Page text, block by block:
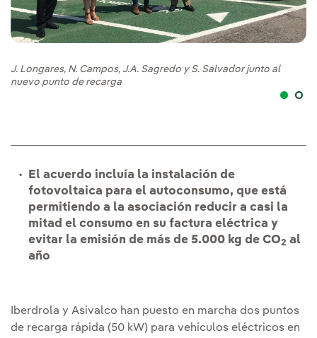
J. Longares, N. Campos, J.A. Sagredo y S. Salvador junto al
nuevo punto de recarga
El acuerdo incluía la instalación de
fotovoltaica para el autoconsumo, que está
permitiendo a la asociación reducir a casi la
mitad el consumo en su factura eléctrica y
evitar la emisión de más de 5.000 kg de CO2 al
año
Iberdrola y Asivalco han puesto en marcha dos puntos
de recarga rápida (50 kW) para vehículos eléctricos en